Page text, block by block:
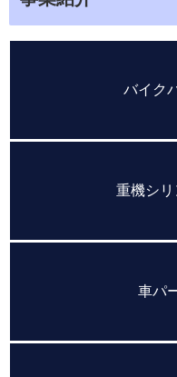
バイク
重機シ
車パ